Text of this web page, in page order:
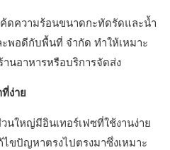
ดความร้อนขนาดกะทัดรัดและน้ำ
พอดีกับพื้นที่ จำกัด ทำให้เหมาะ
านอาหารหรือบริการจัดส่ง
ง่าย
นใหญ่มีอินเทอร์เฟซที่ใช้งานง่าย
ไขปัญหาตรงไปตรงมาซึ่งเหมาะ